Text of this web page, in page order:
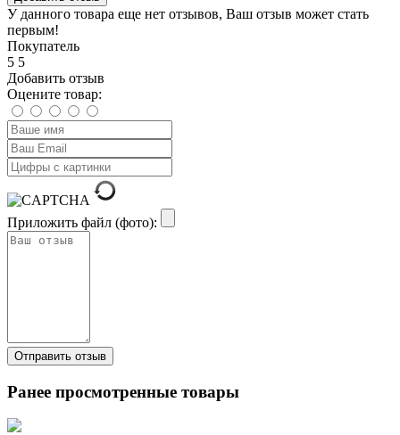
У данного товара еще нет отзывов, Ваш отзыв может стать
первым!
Покупатель
5 5
Добавить отзыв
Оцените товар:
Приложить файл (фото):
Ранее просмотренные товары